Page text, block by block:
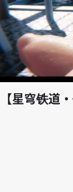
【星穹铁道